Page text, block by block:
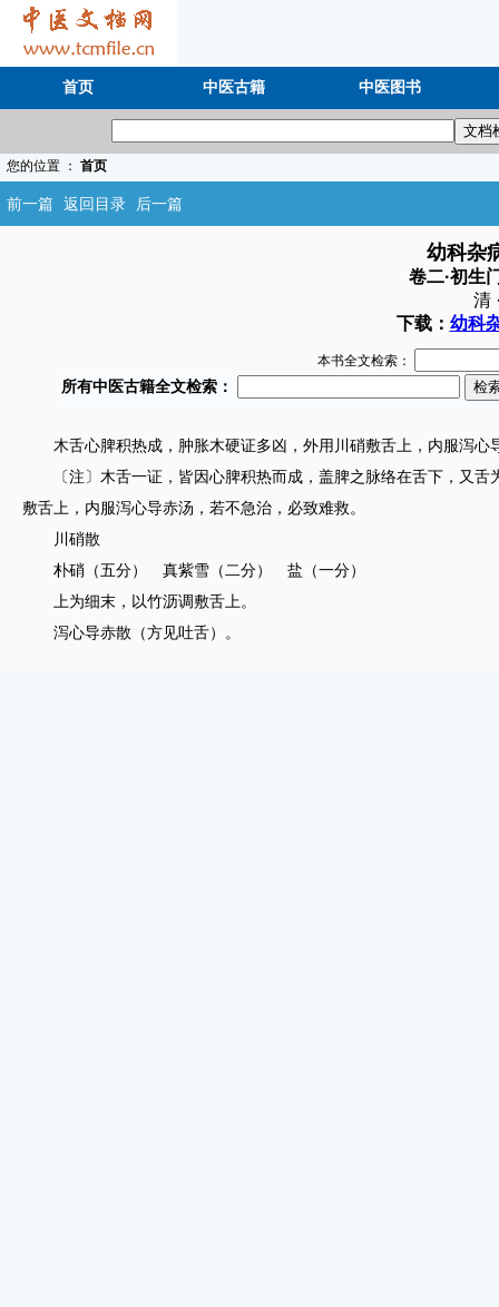
首页 中医古籍 中医图书
您的位置 ： 首页
前一篇 返回目录 后一篇
幼科杂
卷二·初生
清
下载： 幼科
本书全文检索：
木舌心脾积热成，肿胀木硬证多凶，外用川硝敷舌上，内服泻心
〔注〕木舌一证，皆因心脾积热而成，盖脾之脉络在舌下，又舌
敷舌上，内服泻心导赤汤，若不急治，必致难救。
川硝散
朴硝（五分） 真紫雪（二分） 盐（一分）
上为细末，以竹沥调敷舌上。
泻心导赤散（方见吐舌）。